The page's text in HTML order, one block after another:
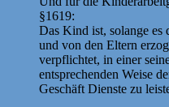
§1619:
Das Kind ist, solange es
und von den Eltern
verpflichtet, in einer
entsprechenden Weise
Geschäft Dienste zu